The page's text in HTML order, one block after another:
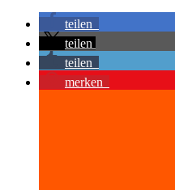
teilen
teilen
teilen
merken